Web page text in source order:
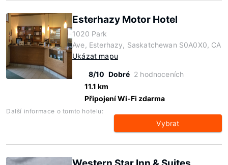
Esterhazy Motor Hotel
1020 Park
Ave, Esterhazy, Saskatchewan S0A0X0, CA
Ukázat mapu
8/10 Dobré 2 hodnoceních
11.1 km
Připojení Wi-Fi zdarma
Další informace o tomto hotelu:
Vybrat